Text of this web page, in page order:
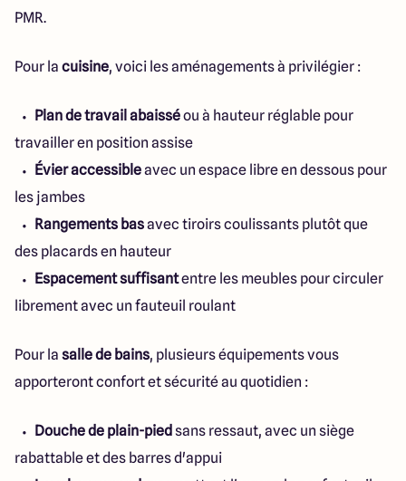
PMR.
Pour la cuisine, voici les aménagements à privilégier :
Plan de travail abaisséou à hauteur réglable pour
travailler en position assise
Évier accessibleavec un espace libre en dessous pour
les jambes
Rangements basavec tiroirs coulissants plutôt que
des placards en hauteur
Espacement suffisantentre les meubles pour circuler
librement avec un fauteuil roulant
Pour la salle de bains, plusieurs équipements vous
apporteront confort et sécurité au quotidien :
Douche de plain-pied sans ressaut, avec un siège
rabattable et des barres d'appui